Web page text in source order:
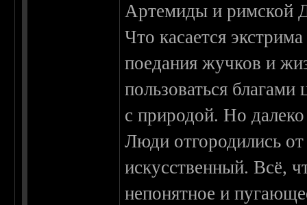
Артемиды и римской
Что касается
поедания жучков и
пользоваться
с природой. Но
Люди отгородились
искусственный. Всё,
непонятное и